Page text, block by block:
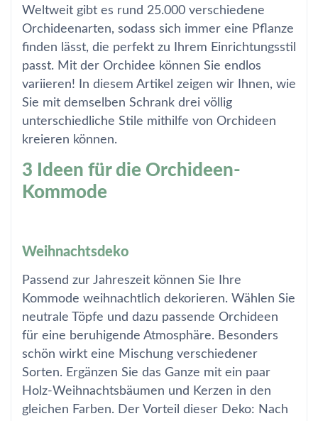
Weltweit gibt es rund 25.000 verschiedene
Orchideenarten, sodass sich immer eine Pflanze
finden lässt, die perfekt zu Ihrem Einrichtungsstil
passt. Mit der Orchidee können Sie endlos
variieren! In diesem Artikel zeigen wir Ihnen, wie
Sie mit demselben Schrank drei völlig
unterschiedliche Stile mithilfe von Orchideen
kreieren können.
3 Ideen für die Orchideen-
Kommode
Weihnachtsdeko
Passend zur Jahreszeit können Sie Ihre
Kommode weihnachtlich dekorieren. Wählen Sie
neutrale Töpfe und dazu passende Orchideen
für eine beruhigende Atmosphäre. Besonders
schön wirkt eine Mischung verschiedener
Sorten. Ergänzen Sie das Ganze mit ein paar
Holz-Weihnachtsbäumen und Kerzen in den
gleichen Farben. Der Vorteil dieser Deko: Nach